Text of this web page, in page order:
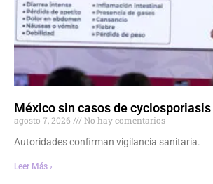
México sin casos de
agosto 7, 2026
No hay comentarios
Autoridades confirman vigilancia sanitaria.
Leer Más ›